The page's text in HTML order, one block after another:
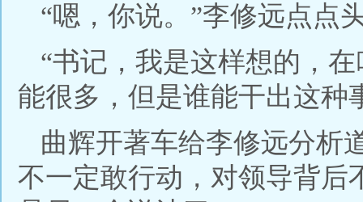
“嗯，你说。”李修远点点
“书记，我是这样想的，
能很多，但是谁能干出这种
曲辉开著车给李修远分析
不一定敢行动，对领导背后